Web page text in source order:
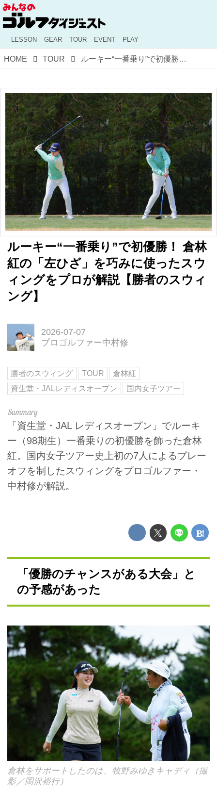
LESSON GEAR TOUR EVENT PLAY
HOME TOUR ルーキー“一番乗り”で初優勝！ 倉林紅の「左ひざ」を巧みに使ったスウィングをプロが解説【勝者のスウィング】
ルーキー“一番乗り”で初優勝！ 倉林
紅の「左ひざ」を巧みに使ったスウ
ィングをプロが解説【勝者のスウィ
ング】
2026-07-07
プロゴルファー中村修
勝者のスウィング TOUR
倉林紅
資生堂・JALレディスオープン
国内女子ツアー
「資生堂・JAL レディスオープン」でルーキ
ー（98期生）一番乗りの初優勝を飾った倉林
紅。国内女子ツアー史上初の7人によるプレー
オフを制したスウィングをプロゴルファー・
中村修が解説。
「優勝のチャンスがある大会」と
の予感があった
倉林をサポートしたのは、牧野みゆきキャディ（撮
影／岡沢裕行）